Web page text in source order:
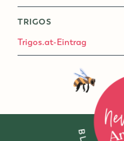
TRIGOS
Trigos.at-Eintrag